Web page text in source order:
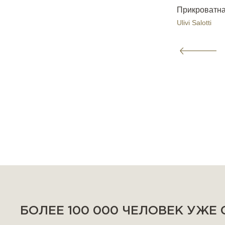
Ulivi Salotti
БОЛЕЕ 100 000 ЧЕЛОВЕК УЖЕ